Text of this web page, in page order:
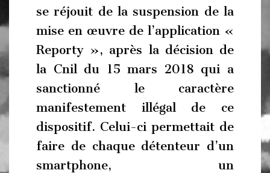
se réjouit de la suspension de la
mise en œuvre de l’application «
Reporty », après la décision de
la Cnil du 15 mars 2018 qui a
sanctionné le caractère
manifestement illégal de ce
dispositif. Celui-ci permettait de
faire de chaque détenteur d’un
smartphone, un